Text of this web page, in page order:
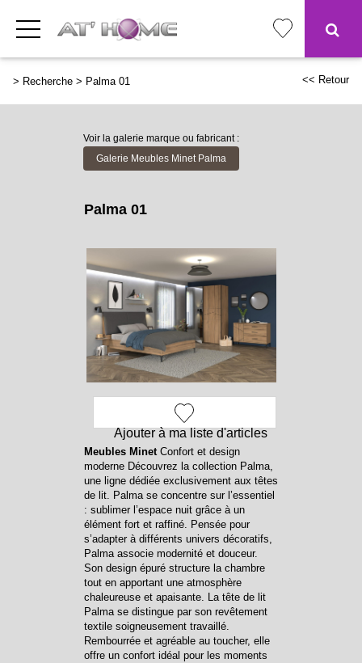
> Recherche > Palma 01 << Retour
Voir la galerie marque ou fabricant :
Galerie Meubles Minet Palma
Ajouter à ma liste d'articles
Palma 01
Meubles MinetConfort et design
moderne Découvrez la collection Palma,
une ligne dédiée exclusivement aux têtes
de lit. Palma se concentre sur l’essentiel
: sublimer l’espace nuit grâce à un
élément fort et raffiné. Pensée pour
s’adapter à différents univers décoratifs,
Palma associe modernité et douceur.
Son design épuré structure la chambre
tout en apportant une atmosphère
chaleureuse et apaisante. La tête de lit
Palma se distingue par son revêtement
textile soigneusement travaillé.
Rembourrée et agréable au toucher, elle
offre un confort idéal pour les moments